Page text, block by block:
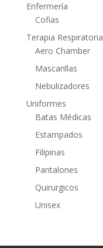
Enfermería
Cofias
Terapia Respiratoria
Aero Chamber
Mascarillas
Nebulizadores
Uniformes
Batas Médicas
Estampados
Filipinas
Pantalones
Quirurgicos
Unisex